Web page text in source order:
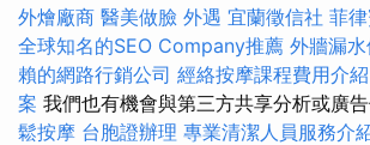
外燴廠商 醫美做臉 外遇 宜蘭徵信社 菲
全球知名的SEO Company推薦 外牆漏
賴的網路行銷公司 經絡按摩課程費用介紹
案 我們也有機會與第三方共享分析或廣告
鬆按摩 台胞證辦理 專業清潔人員服務介